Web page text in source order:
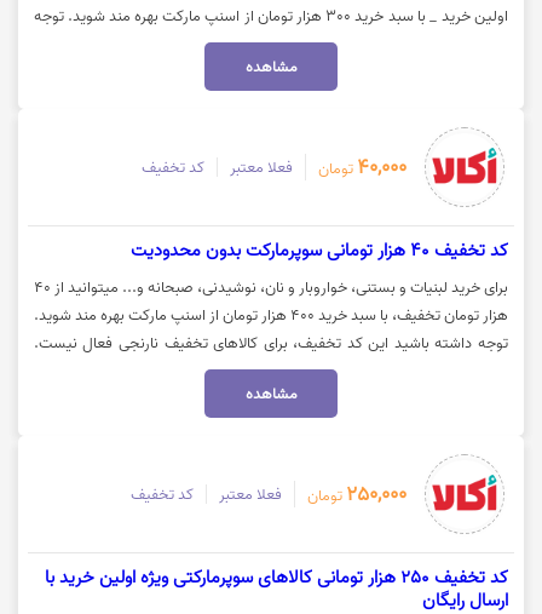
اولین خرید _ با سبد خرید 300 هزار تومان از اسنپ مارکت بهره مند شوید. توجه
داشته باشید این کد تخفیف، برای کالاهای تخفیف نارنجی فعال نیست. جهت
استفاده از کد تخفیف اسنپ مارکت، روی گزینه "خرید کنید" کلیک نمایید.
مشاهده
40,000 تومان فعلا معتبر کد تخفیف
کد تخفیف 40 هزار تومانی سوپرمارکت بدون محدودیت
برای خرید لبنیات و بستنی، خواروبار و نان، نوشیدنی، صبحانه و... میتوانید از 40
هزار تومان تخفیف، با سبد خرید 400 هزار تومان از اسنپ مارکت بهره مند شوید.
توجه داشته باشید این کد تخفیف، برای کالاهای تخفیف نارنجی فعال نیست.
جهت استفاده از کد تخفیف اسنپ مارکت، روی گزینه "خرید کنید" کلیک نمایید.
مشاهده
250,000 تومان فعلا معتبر کد تخفیف
کد تخفیف 250 هزار تومانی کالاهای سوپرمارکتی ویژه اولین خرید با
ارسال رایگان